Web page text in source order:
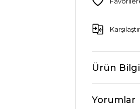
Karşılaştır
Ürün
Yorumlar